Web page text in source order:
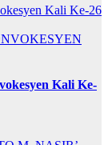
Kali Ke-